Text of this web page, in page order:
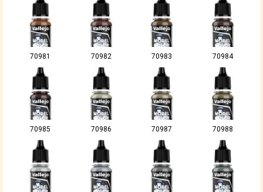
70981 70982 70983 70984
70985 70986 70987 70988